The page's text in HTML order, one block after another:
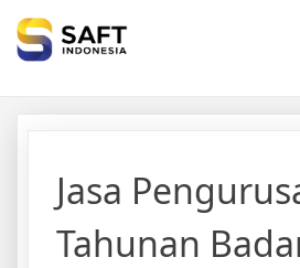
Solisi Perjakan Anda
Jasa
Tahunan